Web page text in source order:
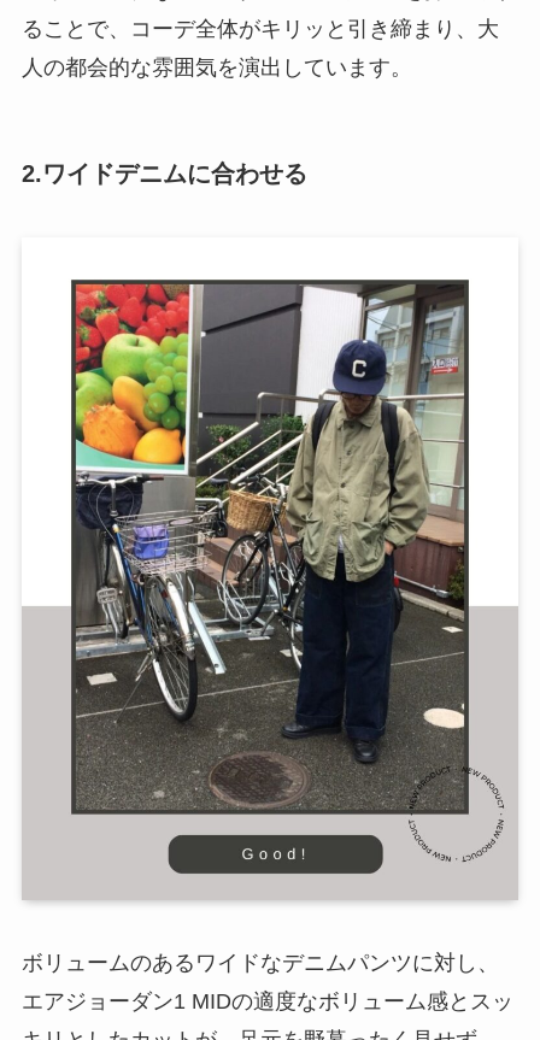
ることで、コーデ全体がキリッと引き締まり、大
人の都会的な雰囲気を演出しています。
2.ワイドデニムに合わせる
ボリュームのあるワイドなデニムパンツに対し、
エアジョーダン1 MIDの適度なボリューム感とスッ